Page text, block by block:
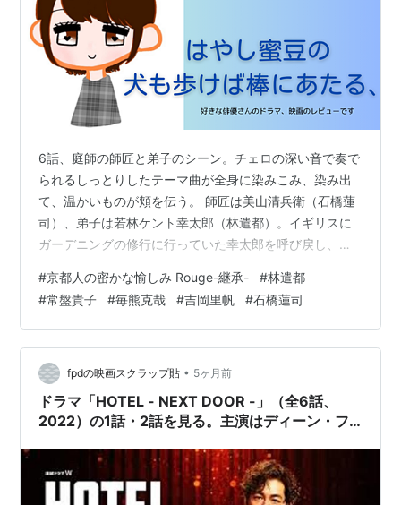
6話、庭師の師匠と弟子のシーン。チェロの深い音で奏で
られるしっとりしたテーマ曲が全身に染みこみ、染み出
て、温かいものが頬を伝う。 師匠は美山清兵衛（石橋蓮
司）、弟子は若林ケント幸太郎（林遣都）。イギリスに
ガーデニングの修行に行っていた幸太郎を呼び戻し、自
ことを回想するシーンだった。 二人の再会、これまでの
厳しい指導など、過去を織り交ぜ、幸太郎の顔を見て
「ええ顔になったな」と言った清兵衛の言葉がすとんと
腑に落ちる。そこにいる幸太郎は、4年前、仕事や恋人に
悩みながらわちゃわちゃやっていたその人とは全く違う
佇まいだった。それは、役名：若林ケント幸太…
#京都人の密かな愉しみ Rouge-継承- #林遣都
#常盤貴子 #毎熊克哉 #吉岡里帆 #石橋蓮司
fpdの映画スクラップ貼 • 5ヶ月前
ドラマ「HOTEL - NEXT DOOR -」（全6話、
2022）の1話・2話を見る。主演はディーン・フ